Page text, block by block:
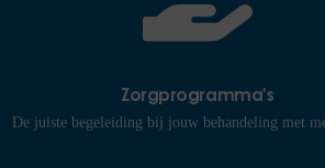
Zorgprogramma's
De juiste begeleiding bij jouw behandeling met